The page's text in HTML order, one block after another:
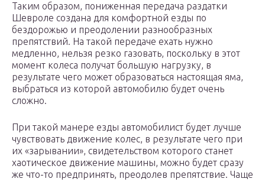
Таким образом, пониженная передача раздатки
Шевроле создана для комфортной езды по
бездорожью и преодолении разнообразных
препятствий. На такой передаче ехать нужно
медленно, нельзя резко газовать, поскольку в этот
момент колеса получат большую нагрузку, в
результате чего может образоваться настоящая яма,
выбраться из которой автомобилю будет очень
сложно.
При такой манере езды автомобилист будет лучше
чувствовать движение колес, в результате чего при
их «зарывании», свидетельством которого станет
хаотическое движение машины, можно будет сразу
же что-то предпринять, преодолев препятствие. Чаще